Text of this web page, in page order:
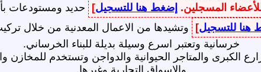
المسجلين. إضغط هنا للتسجيل]
حديد ومستودعات
هنا للتسجيل]
وتشيدها من الاعمال المعدنية من خلال
خرسانية وتعتبر اسرع وسيلة بديلة للبناء الخرساني.
الكبرى والمتاجر الحيوانية والدواجن وتستخدم